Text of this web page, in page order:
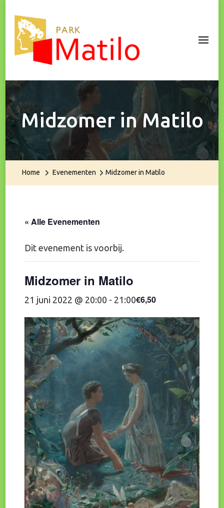
Park Matilo
Midzomer in Matilo
Home Evenementen Midzomer in Matilo
« Alle Evenementen
Dit evenement is voorbij.
Midzomer in Matilo
21 juni 2022 @ 20:00 - 21:00€6,50